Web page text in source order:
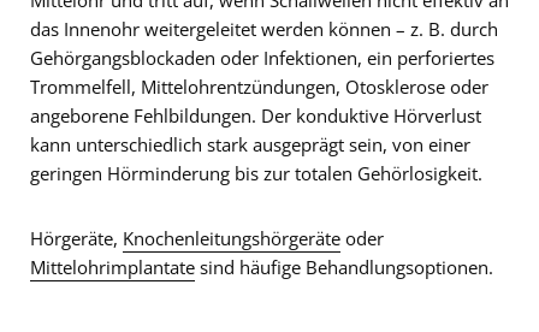
das Innenohr weitergeleitet werden können – z. B. durch
Gehörgangsblockaden oder Infektionen, ein perforiertes
Trommelfell, Mittelohrentzündungen, Otosklerose oder
angeborene Fehlbildungen. Der konduktive Hörverlust
kann unterschiedlich stark ausgeprägt sein, von einer
geringen Hörminderung bis zur totalen Gehörlosigkeit.
Hörgeräte, Knochenleitungshörgeräte oder
Mittelohrimplantate sind häufige Behandlungsoptionen.